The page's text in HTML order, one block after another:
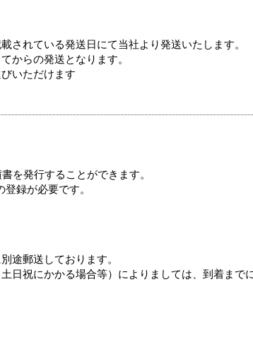
されている発送日にて当社より発送いたします。
からの発送となります。
いただけます
を発行することができます。
録が必要です。
途郵送しております。
日祝にかかる場合等）によりましては、到着まで